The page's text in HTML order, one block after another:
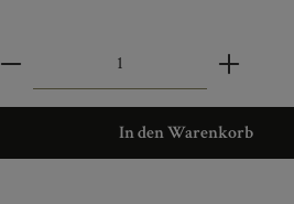
Produkt Anzahl: Gib den
In den Warenkorb